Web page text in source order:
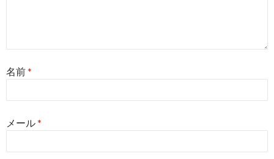
名前*
メール*